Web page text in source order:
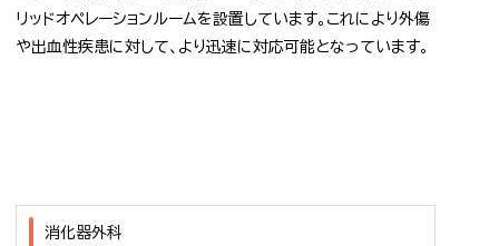
消化器外科
リッドオペレーションルームを設置しています。これにより外傷
や出血性疾患に対して、より迅速に対応可能となっています。